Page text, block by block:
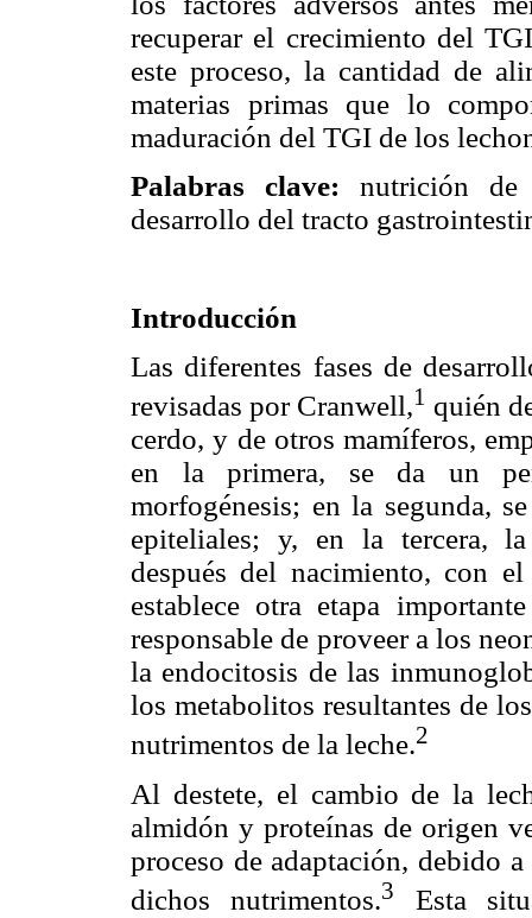
recuperar el crecimiento del
este proceso, la cantidad de
materias primas que lo
maduración del TGI de los
Palabras clave:nutrición de
desarrollo del tracto
Introducción
Las diferentes fases de
revisadas por Cranwell,1 quién
cerdo, y de otros mamíferos,
en la primera, se da un
morfogénesis; en la segunda,
epiteliales; y, en la tercera, la
después del nacimiento, con
establece otra etapa
responsable de proveer a los
la endocitosis de las
los metabolitos resultantes de
nutrimentos de la leche.2
Al destete, el cambio de la
almidón y proteínas de origen
proceso de adaptación, debido
dichos nutrimentos.3
Esta